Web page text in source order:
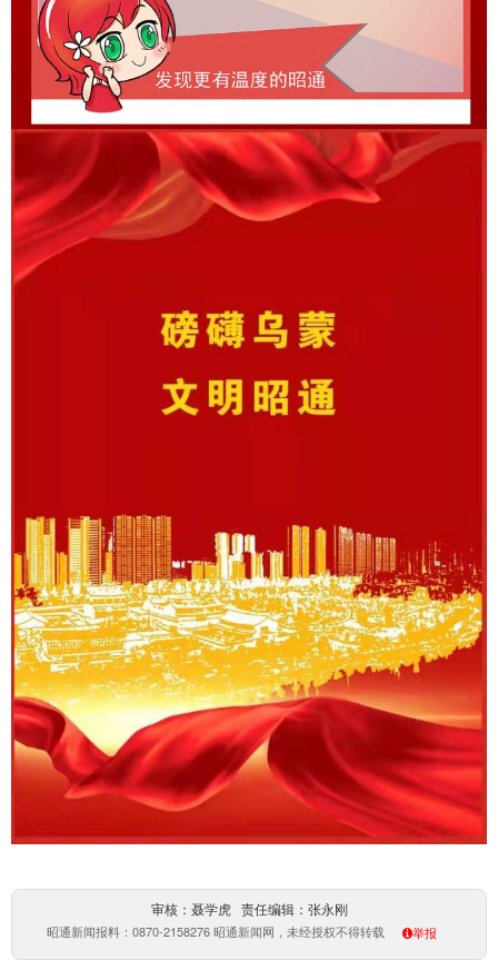
审核：聂学虎 责任编辑：张永刚
昭通新闻报料：0870-2158276 昭通新闻网，未经授权不得转载 举报